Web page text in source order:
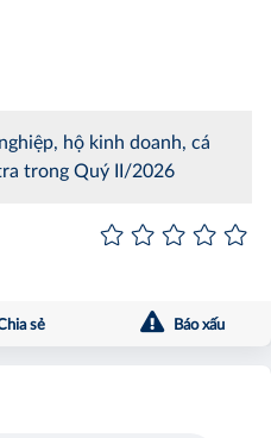
hộ kinh doanh, cá
trong Quý II/2026
sẻ Báo xấu